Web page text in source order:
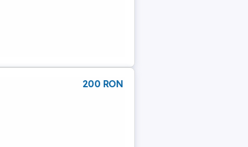
200 RON